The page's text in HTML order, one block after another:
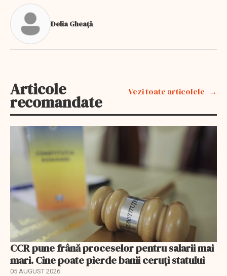
Delia Gheață
Articole
recomandate
Vezi toate articolele
CCR pune frână proceselor pentru salarii mai
mari. Cine poate pierde banii ceruți statului
05 AUGUST 2026